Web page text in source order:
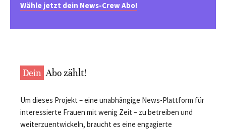
Wähle jetzt dein News-Crew Abo!
Dein Abo zählt!
Um dieses Projekt – eine unabhängige News-Plattform für
interessierte Frauen mit wenig Zeit – zu betreiben und
weiterzuentwickeln, braucht es eine engagierte